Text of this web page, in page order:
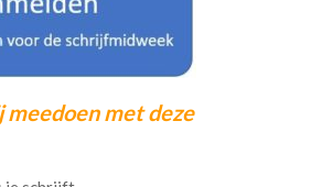
meedoen met deze